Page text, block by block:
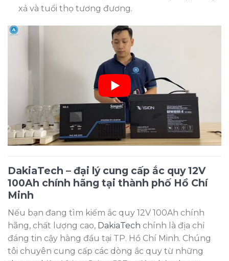
xả và tuổi thọ tương đương.
DakiaTech – đại lý cung cấp ắc quy 12V
100Ah chính hãng tại thành phố Hồ Chí
Minh
Nếu bạn đang tìm kiếm ắc quy 12V 100Ah chính
hãng, chất lượng cao, DakiaTech chính là địa chỉ
đáng tin cậy hàng đầu tại TP. Hồ Chí Minh. Chúng
tôi chuyên cung cấp các dòng ắc quy từ những